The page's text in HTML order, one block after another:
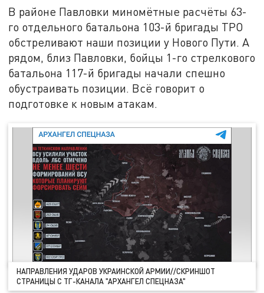
В районе Павловки миномётные расчёты 63-
го отдельного батальона 103-й бригады ТРО
обстреливают наши позиции у Нового Пути. А
рядом, близ Павловки, бойцы 1-го стрелкового
батальона 117-й бригады начали спешно
обустраивать позиции. Всё говорит о
подготовке к новым атакам.
НАПРАВЛЕНИЯ УДАРОВ УКРАИНСКОЙ АРМИИ//СКРИНШОТ
СТРАНИЦЫ С ТГ-КАНАЛА "АРХАНГЕЛ СПЕЦНАЗА"